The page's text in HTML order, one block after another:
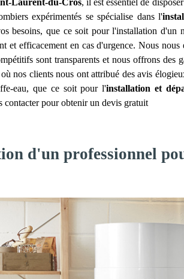
Laurent-du-Cros, il est essentiel de
expérimentés se spécialise dans l'
besoins, que ce soit pour l'installation
et efficacement en cas d'urgence. Nous
sont transparents et nous offrons des
nos clients nous ont attribué des avis
eau, que ce soit pour l'installation et
contacter pour obtenir un devis gratuit
d'un professionnel